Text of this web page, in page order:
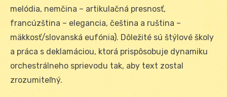
melódia, nemčina – artikulačná presnosť,
francúzština – elegancia, čeština a ruština –
mäkkosť/slovanská eufónia). Dôležité sú štýlové školy
a práca s deklamáciou, ktorá prispôsobuje dynamiku
orchestrálneho sprievodu tak, aby text zostal
zrozumiteľný.